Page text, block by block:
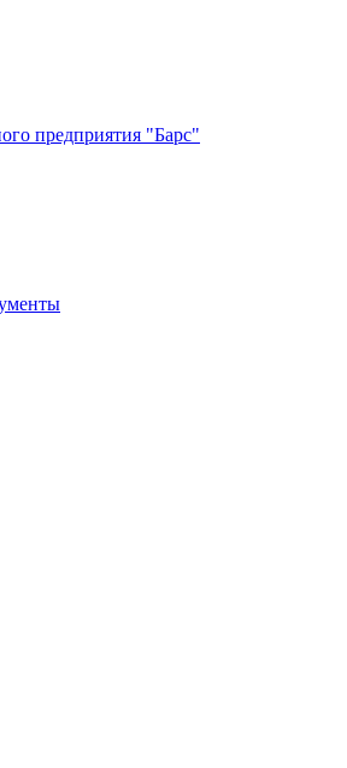
предприятия "Барс"